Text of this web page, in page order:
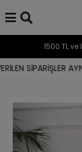
SİPARİŞLER AYNI
1500 TL ve